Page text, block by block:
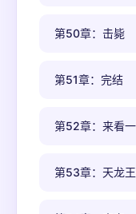
第50章：击毙
第51章：完结
第52章：来看一
第53章：天龙